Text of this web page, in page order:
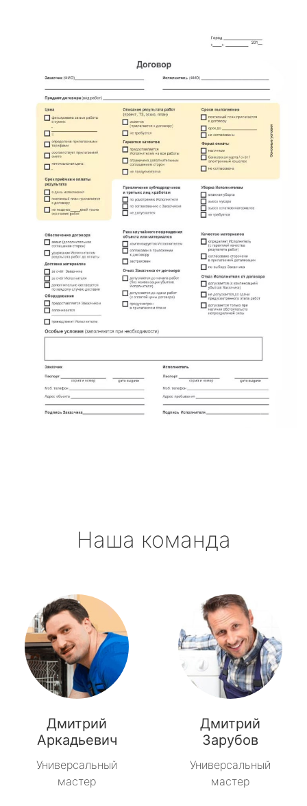
Наша команда
Дмитрий
Аркадьевич
Универсальный
мастер
Дмитрий
Зарубов
Универсальный
мастер